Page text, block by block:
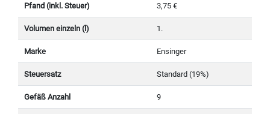
Pfand (inkl. Steuer) 3,75 €
Volumen einzeln (l) 1.
Marke Ensinger
Steuersatz Standard (19%)
Gefäß Anzahl 9